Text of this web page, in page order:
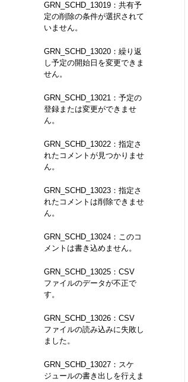
GRN_SCHD_13019：共有予
定の削除の条件が選択されて
いません。
GRN_SCHD_13020：繰り返
し予定の開始日を変更できま
せん。
GRN_SCHD_13021：予定の
登録または変更ができませ
ん。
GRN_SCHD_13022：指定さ
れたコメントが見つかりませ
ん。
GRN_SCHD_13023：指定さ
れたコメントは削除できませ
ん。
GRN_SCHD_13024：このコ
メントは書き込めません。
GRN_SCHD_13025：CSV
ファイルのデータが不正で
す。
GRN_SCHD_13026：CSV
ファイルの読み込みに失敗し
ました。
GRN_SCHD_13027：スケ
ジュールの書き出しを行えま